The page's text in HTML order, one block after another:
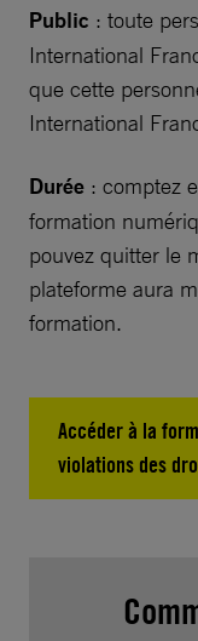
Public : toute
International
que cette
International
Durée : comptez
formation
pouvez quitter le
plateforme aura
formation.
Accéder à la
violations des